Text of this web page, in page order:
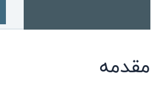
مقدمه